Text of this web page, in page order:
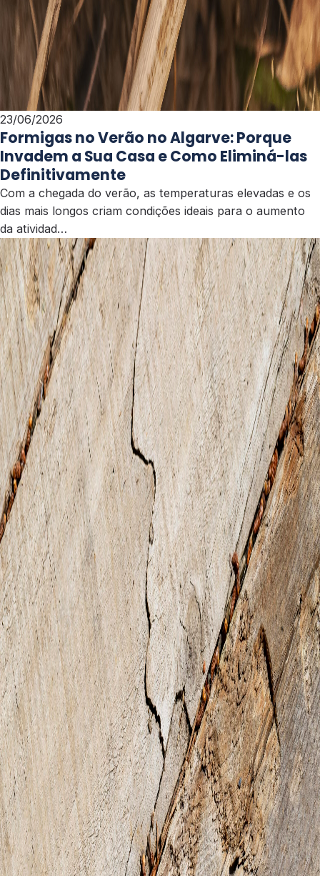
23/06/2026
Formigas no Verão no Algarve: Porque
Invadem a Sua Casa e Como Eliminá-las
Definitivamente
Com a chegada do verão, as temperaturas elevadas e os
dias mais longos criam condições ideais para o aumento
da atividad…